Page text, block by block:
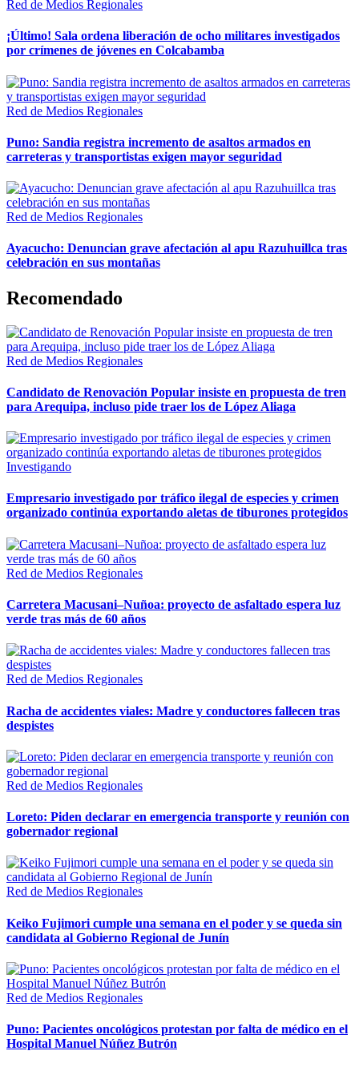
Red de Medios Regionales
¡Último! Sala ordena liberación de ocho militares investigados
por crímenes de jóvenes en Colcabamba
Red de Medios Regionales
Puno: Sandia registra incremento de asaltos armados en
carreteras y transportistas exigen mayor seguridad
Red de Medios Regionales
Ayacucho: Denuncian grave afectación al apu Razuhuillca tras
celebración en sus montañas
Recomendado
Red de Medios Regionales
Candidato de Renovación Popular insiste en propuesta de tren
para Arequipa, incluso pide traer los de López Aliaga
Investigando
Empresario investigado por tráfico ilegal de especies y crimen
organizado continúa exportando aletas de tiburones protegidos
Red de Medios Regionales
Carretera Macusani–Nuñoa: proyecto de asfaltado espera luz
verde tras más de 60 años
Red de Medios Regionales
Racha de accidentes viales: Madre y conductores fallecen tras
despistes
Red de Medios Regionales
Loreto: Piden declarar en emergencia transporte y reunión con
gobernador regional
Red de Medios Regionales
Keiko Fujimori cumple una semana en el poder y se queda sin
candidata al Gobierno Regional de Junín
Red de Medios Regionales
Puno: Pacientes oncológicos protestan por falta de médico en el
Hospital Manuel Núñez Butrón